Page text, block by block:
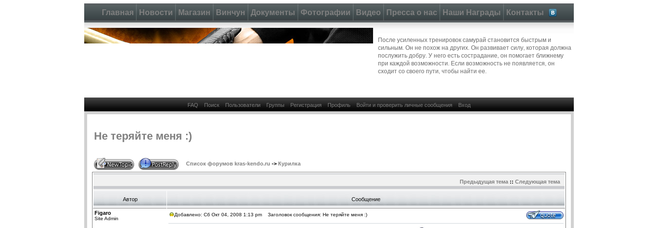
Главная Новости Магазин Винчун Документы Фотографии Видео Пресса о нас Наши Награды Контакты
После усиленных тренировок самурай становится быстрым и
сильным. Он не похож на других. Он развивает силу, которая должна
послужить добру. У него есть сострадание, он помогает ближнему
при каждой возможности. Если возможность не появляется, он
сходит со своего пути, чтобы найти ее.
FAQ Поиск Пользователи Группы Регистрация Профиль Войти и проверить личные сообщения Вход
Не теряйте меня :)
Список форумов kras-kendo.ru -> Курилка
Предыдущая тема :: Следующая тема
Автор Сообщение
Figaro
Site Admin
Добавлено: Сб Окт 04, 2008 1:13 pm Заголовок сообщения: Не теряйте меня :)